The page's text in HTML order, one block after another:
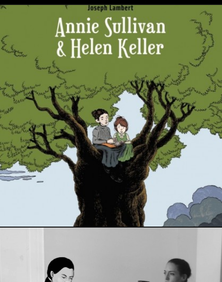
20 septembre 2015